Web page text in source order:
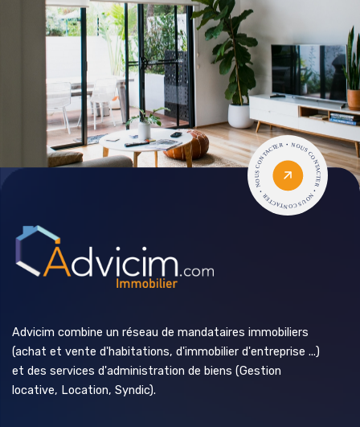
Advicim combine un réseau de mandataires immobiliers
(achat et vente d'habitations, d'immobilier d'entreprise ...)
et des services d'administration de biens (Gestion
locative, Location, Syndic).